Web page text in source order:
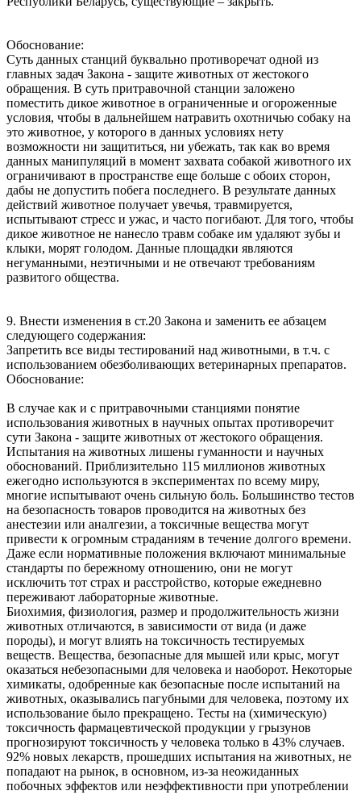
Обоснование:
Суть данных станций буквально противоречат одной из
главных задач Закона - защите животных от жестокого
обращения. В суть притравочной станции заложено
поместить дикое животное в ограниченные и огороженные
условия, чтобы в дальнейшем натравить охотничью собаку на
это животное, у которого в данных условиях нету
возможности ни защититься, ни убежать, так как во время
данных манипуляций в момент захвата собакой животного их
ограничивают в пространстве еще больше с обоих сторон,
дабы не допустить побега последнего. В результате данных
действий животное получает увечья, травмируется,
испытывают стресс и ужас, и часто погибают. Для того, чтобы
дикое животное не нанесло травм собаке им удаляют зубы и
клыки, морят голодом. Данные площадки являются
негуманными, неэтичными и не отвечают требованиям
развитого общества.
9. Внести изменения в ст.20 Закона и заменить ее абзацем
следующего содержания:
Запретить все виды тестирований над животными, в т.ч. с
использованием обезболивающих ветеринарных препаратов.
Обоснование:
В случае как и с притравочными станциями понятие
использования животных в научных опытах противоречит
сути Закона - защите животных от жестокого обращения.
Испытания на животных лишены гуманности и научных
обоснований. Приблизительно 115 миллионов животных
ежегодно используются в экспериментах по всему миру,
многие испытывают очень сильную боль. Большинство тестов
на безопасность товаров проводится на животных без
анестезии или аналгезии, а токсичные вещества могут
привести к огромным страданиям в течение долгого времени.
Даже если нормативные положения включают минимальные
стандарты по бережному отношению, они не могут
исключить тот страх и расстройство, которые ежедневно
переживают лабораторные животные.
Биохимия, физиология, размер и продолжительность жизни
животных отличаются, в зависимости от вида (и даже
породы), и могут влиять на токсичность тестируемых
веществ. Вещества, безопасные для мышей или крыс, могут
оказаться небезопасными для человека и наоборот. Некоторые
химикаты, одобренные как безопасные после испытаний на
животных, оказывались пагубными для человека, поэтому их
использование было прекращено. Тесты на (химическую)
токсичность фармацевтической продукции у грызунов
прогнозируют токсичность у человека только в 43% случаев.
92% новых лекарств, прошедших испытания на животных, не
попадают на рынок, в основном, из-за неожиданных
побочных эффектов или неэффективности при употреблении